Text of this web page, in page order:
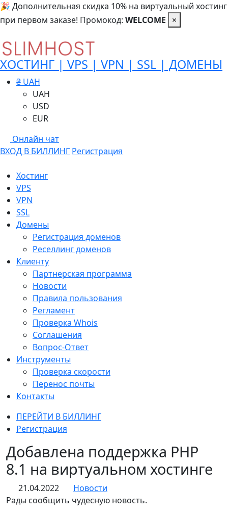
🎉 Дополнительная скидка 10% на виртуальный хостинг
при первом заказе! Промокод: WELCOME ×
ХОСТИНГ | VPS | VPN | SSL | ДОМЕНЫ
₴ UAH
UAH
USD
EUR
Онлайн чат
ВХОД В БИЛЛИНГ Регистрация
Хостинг
VPS
VPN
SSL
Домены
Регистрация доменов
Реселлинг доменов
Клиенту
Партнерская программа
Новости
Правила пользования
Регламент
Проверка Whois
Соглашения
Вопрос-Ответ
Инструменты
Проверка скорости
Перенос почты
Контакты
ПЕРЕЙТИ В БИЛЛИНГ
Регистрация
Добавлена поддержка PHP
8.1 на виртуальном хостинге
21.04.2022
Новости
Рады сообщить чудесную новость.